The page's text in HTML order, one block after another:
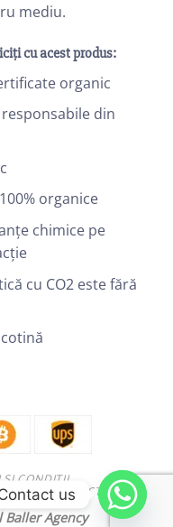
mediu.
cu acest produs:
organic
din
organice
chimice pe
cu CO2 este fără
ȘI CONDIȚII
CONTACT
Baller Agency
us